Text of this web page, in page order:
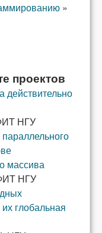
»
проектов
действительно
НГУ
массива
НГУ
их глобальная